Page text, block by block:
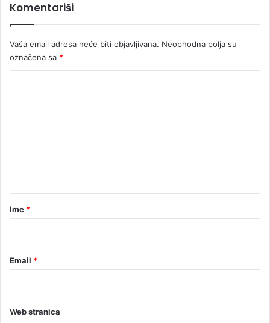
Komentariši
Vaša email adresa neće biti objavljivana. Neophodna polja su
označena sa *
rIme *
Email *
Web stranica